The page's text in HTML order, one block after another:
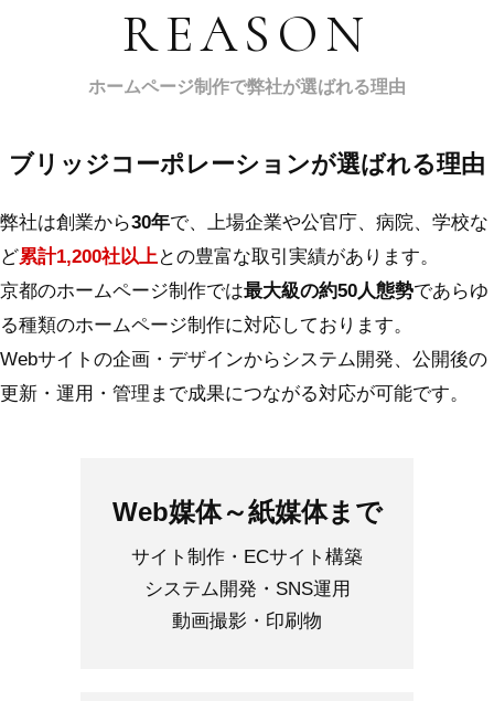
REASON
ホームページ制作で弊社が選ばれる理由
ブリッジコーポレーションが選ばれる理由
弊社は創業から30年で、上場企業や公官庁、病院、学校な
ど累計1,200社以上との豊富な取引実績があります。
京都のホームページ制作では最大級の約50人態勢であらゆ
る種類のホームページ制作に対応しております。
Webサイトの企画・デザインからシステム開発、公開後の
更新・運用・管理まで成果につながる対応が可能です。
Web媒体～紙媒体まで
サイト制作・ECサイト構築
システム開発・SNS運用
動画撮影・印刷物